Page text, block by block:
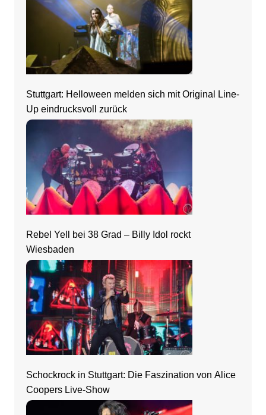
Stuttgart: Helloween melden sich mit Original Line-
Up eindrucksvoll zurück
Rebel Yell bei 38 Grad – Billy Idol rockt
Wiesbaden
Schockrock in Stuttgart: Die Faszination von Alice
Coopers Live-Show